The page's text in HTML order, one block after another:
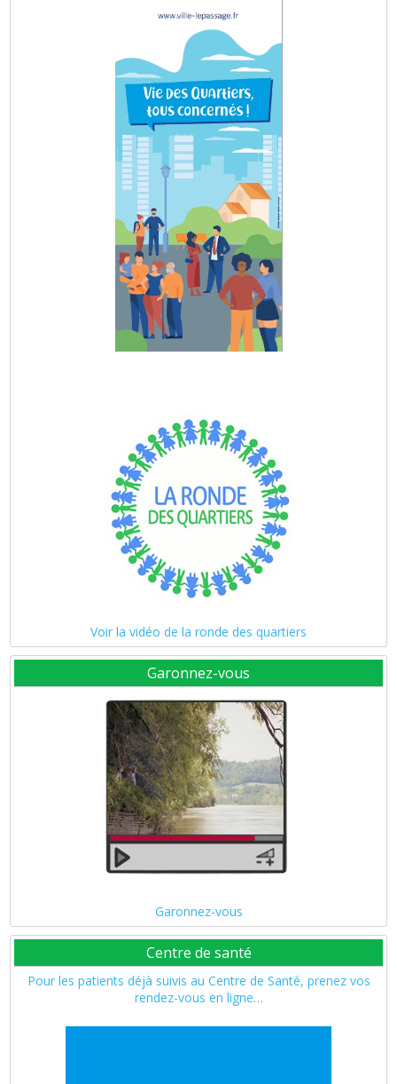
Voir la vidéo de la ronde des quartiers
Garonnez-vous
Garonnez-vous
Centre de santé
Pour les patients déjà suivis au Centre de Santé, prenez vos
rendez-vous en ligne…